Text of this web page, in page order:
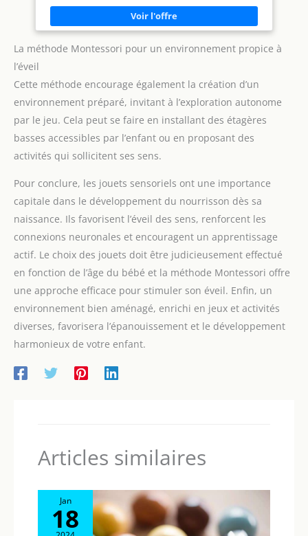
IMPERMEABLE DOUX ÉPAIS & ANTIDÉRAPANT Notre grand
tapis en mousse pour bébé est geant puisqu'il mesure
150x180cm pour 1cm d'épaisseur.
PLIABLE LAVABLE &
en exterieur grace à sa housse.
ÉDUCATIF & LUDIQUE
différents designs.
La méthode Montessori pour un environnement propice à
l’éveil
Cette méthode encourage également la création d’un
environnement préparé, invitant à l’exploration autonome
par le jeu. Cela peut se faire en installant des étagères
basses accessibles par l’enfant ou en proposant des
activités qui sollicitent ses sens.
Pour conclure, les jouets sensoriels ont une importance
capitale dans le développement du nourrisson dès sa
naissance. Ils favorisent l’éveil des sens, renforcent les
connexions neuronales et encouragent un apprentissage
actif. Le choix des jouets doit être judicieusement effectué
en fonction de l’âge du bébé et la méthode Montessori offre
une approche efficace pour stimuler son éveil. Enfin, un
environnement bien aménagé, enrichi en jeux et activités
diverses, favorisera l’épanouissement et le développement
harmonieux de votre enfant.
Articles similaires
Jan
18